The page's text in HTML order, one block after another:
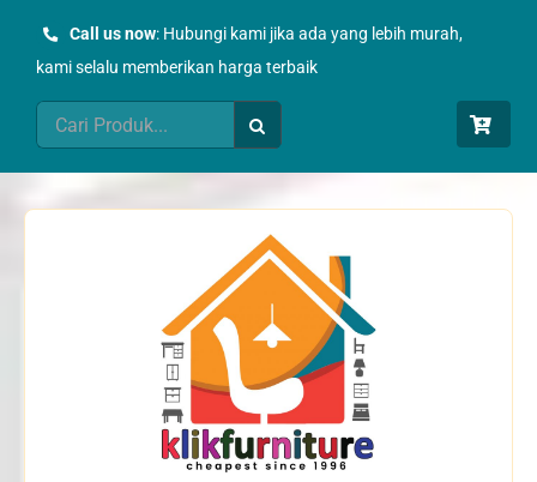
Call us now: Hubungi kami jika ada yang lebih murah,
kami selalu memberikan harga terbaik
Search
for: